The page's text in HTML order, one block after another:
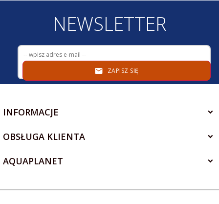
NEWSLETTER
ZAPISZ SIĘ
INFORMACJE
OBSŁUGA KLIENTA
AQUAPLANET